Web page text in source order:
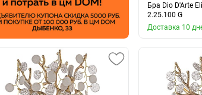
Бра Dio D'Arte
2.25.100 G
Доставка 10